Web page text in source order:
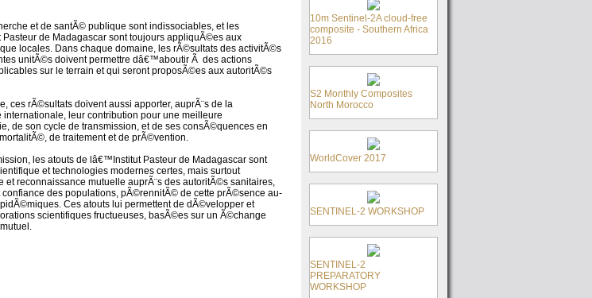
et de santÃ© publique sont indissociables, et les
de Madagascar sont toujours appliquÃ©es aux
locales. Dans chaque domaine, les rÃ©sultats des activitÃ©s
unitÃ©s doivent permettre dâ€™aboutir Ã des actions
sur le terrain et qui seront proposÃ©es aux autoritÃ©s
ces rÃ©sultats doivent aussi apporter, auprÃ¨s de la
leur contribution pour une meilleure
de son cycle de transmission, et de ses consÃ©quences en
de traitement et de prÃ©vention.
les atouts de lâ€™Institut Pasteur de Madagascar sont
et technologies modernes certes, mais surtout
et reconnaissance mutuelle auprÃ¨s des autoritÃ©s sanitaires,
des populations, pÃ©rennitÃ© de cette prÃ©sence au-
Ces atouts lui permettent de dÃ©velopper et
scientifiques fructueuses, basÃ©es sur un Ã©change
10m Sentinel-2A cloud-free
composite - Southern Africa
2016
S2 Monthly Composites
North Morocco
WorldCover 2017
SENTINEL-2 WORKSHOP
SENTINEL-2
PREPARATORY
WORKSHOP